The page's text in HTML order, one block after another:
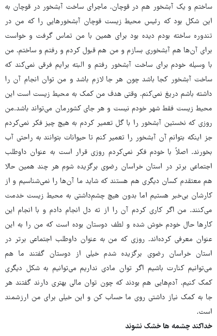
ساختم و یک آبشخور هم در قوچان. ماجرای ساخت آبشخور در قوچان به
این شکل بود که رئیس محیط زیست قوچان آبشخورهایی را که من در
تندوره ساخته بودم دیده بود برای همین با من تماس گرفت و خواست
برای آن‌ها هم آبشخوری بسازم و من هم قبول کردم و رفتم و ساختم. من
با وسیله خودم برای ساخت آبشخور رفتم و البته برایم فرقی نمی‌کند که
ساخت آبشخور کجا باشد چون هر جا لازم باشد و من توان انجام آن را
داشته باشم دریغ نمی‌کنم. وقتی هدف من کمک به محیط زیست است این
محیط زیست فقط شهر خودم نیست و هر جای کشورمان می‌تواند باشد.من
روزی که نخستین آبشخور را با گل تعمیر کردم به هیچ چیز فکر نمی‌کردم
جز اینکه بتوانم آن آبشخور را تعمیر کنم تا حیوانات بتوانند به راحتی آب
بخورند. اصلاً با خودم فکر نمی‌کردم روزی قرار است به عنوان داوطلب
اجتماعی برتر در استان خراسان رضوی برگزیده شوم هر چند همین حالا
هم معتقدم کسان دیگری هم هستند که شاید ما آن‌ها را نمی‌شناسیم و از
کارشان بی‌خبر هستیم اما بدون هیچ چشم‌داشتی به محیط زیست خدمت
می‌کنند. من اگر کاری کردم آن را از ته دل انجام دادم و با انجام این
کارها حال خودم خوش شده و لطف دوستان بوده است که من را به این
عنوان معرفی کرده‌اند. روزی که من به عنوان داوطلب اجتماعی برتر در
استان خراسان رضوی برگزیده شدم خیلی از دوستان گفتند ما هم
می‌توانیم کنارت باشیم اگر توان مادی نداریم می‌توانیم به شکل دیگری
کمک کنیم. آدم‌هایی هم بودند که چون توان مالی بهتری دارند گفتند هر
جا به کمک نیاز داشتی روی ما حساب کن و این خیلی برای من ارزشمند
است.
خداکند چشمه ها خشک نشوند